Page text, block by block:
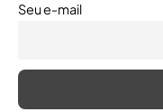
Seu e-mail